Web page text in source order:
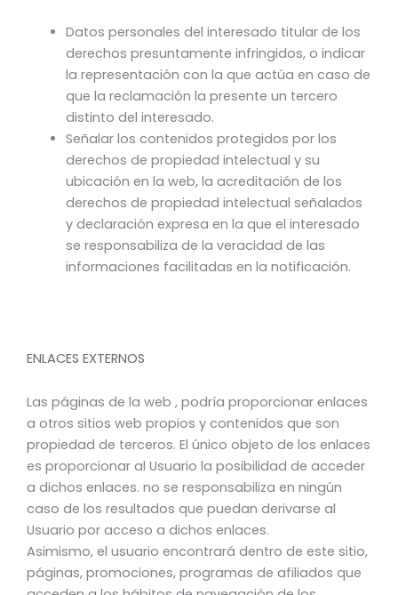
Datos personales del interesado titular de los
derechos presuntamente infringidos, o indicar
la representación con la que actúa en caso de
que la reclamación la presente un tercero
distinto del interesado.
Señalar los contenidos protegidos por los
derechos de propiedad intelectual y su
ubicación en la web, la acreditación de los
derechos de propiedad intelectual señalados
y declaración expresa en la que el interesado
se responsabiliza de la veracidad de las
informaciones facilitadas en la notificación.
ENLACES EXTERNOS
Las páginas de la web , podría proporcionar enlaces
a otros sitios web propios y contenidos que son
propiedad de terceros. El único objeto de los enlaces
es proporcionar al Usuario la posibilidad de acceder
a dichos enlaces. no se responsabiliza en ningún
caso de los resultados que puedan derivarse al
Usuario por acceso a dichos enlaces.
Asimismo, el usuario encontrará dentro de este sitio,
páginas, promociones, programas de afiliados que